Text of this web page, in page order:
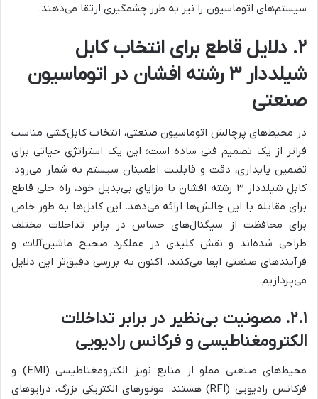
سیستم‌های اتوماسیون را نیز به طرز چشمگیری ارتقا می‌دهند.
۲. دلایل قاطع برای انتخاب کابل
شیلددار ۳ رشته افشان در اتوماسیون
صنعتی
در محیط‌های پرچالش اتوماسیون صنعتی، انتخاب کابل‌کشی مناسب
فراتر از یک تصمیم فنی ساده است؛ این یک استراتژی حیاتی برای
تضمین پایداری، دقت و قابلیت اطمینان سیستم به شمار می‌رود.
کابل شیلددار ۳ رشته افشان با مزایای بی‌بدیل خود، راه حلی قاطع
برای مقابله با این چالش‌ها ارائه می‌دهد. این کابل‌ها به طور خاص
برای محافظت از سیگنال‌های حساس در برابر تداخلات مختلف
طراحی شده‌اند و نقش کلیدی در عملکرد صحیح ماشین‌آلات و
فرآیندهای صنعتی ایفا می‌کنند. اکنون به بررسی دقیق‌تر این دلایل
می‌پردازیم.
۲.۱. مصونیت بی‌نظیر در برابر تداخلات
الکترومغناطیسی و فرکانس رادیویی
محیط‌های صنعتی مملو از منابع نویز الکترومغناطیسی (EMI) و
فرکانس رادیویی (RFI) هستند. موتورهای الکتریکی بزرگ، درایوهای